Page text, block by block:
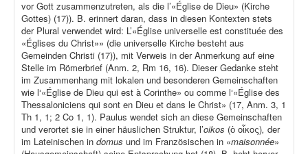
vor Gott zusammenzutreten, als die l’«Église de Dieu» (Kirche
Gottes) (17)). B. erinnert daran, dass in diesen Kontexten stets
der Plural verwendet wird: L’«Église universelle est constituée des
«Églises du Christ»» (die universelle Kirche besteht aus
Gemeinden Christi (17)), mit Verweis in der Anmerkung auf eine
Stelle im Römerbrief (Anm. 2, Rm 16, 16). Dieser Gedanke steht
im Zusammenhang mit lokalen und besonderen Gemeinschaften
wie l‘«Église de Dieu qui est à Corinthe» ou comme l‘«Église des
Thessaloniciens qui sont en Dieu et dans le Christ» (17, Anm. 3, 1
Th 1, 1; 2 Co 1, 1). Paulus wendet sich an diese Gemeinschaften
und verortet sie in einer häuslichen Struktur, l’oikos (ὁ οἶκος), der
im Lateinischen in domus und im Französischen in «maisonnée»